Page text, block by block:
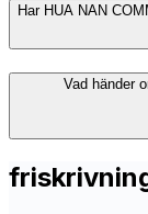
Har HUA NAN
Vad händer